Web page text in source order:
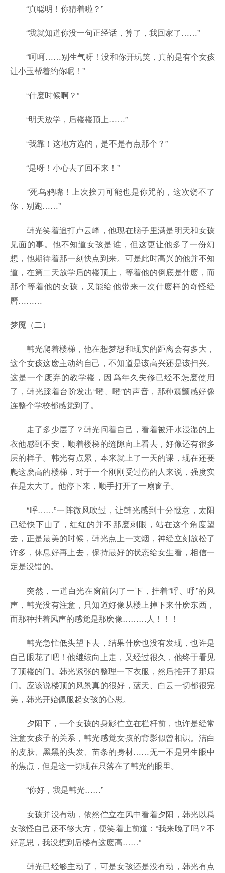
“真聪明！你猜着啦？”
“我就知道你没一句正经话，算了，我回家了……”
“呵呵……别生气呀！没和你开玩笑，真的是有个女孩
让小玉帮着约你呢！”
“什麽时候啊？”
“明天放学，后楼楼顶上……”
“我靠！这地方选的，是不是有点那个？”
“是呀！小心去了回不来！”
“死乌鸦嘴！上次挨刀可能也是你咒的，这次饶不了
你，别跑……”
韩光笑着追打卢云峰，他现在脑子里满是明天和女孩
见面的事。他不知道女孩是谁，但这更让他多了一份幻
想，他期待着那一刻快点到来。可是此时高兴的他并不知
道，在第二天放学后的楼顶上，等着他的倒底是什麽，而
那个等着他的女孩，又能给他带来一次什麽样的奇怪经
曆………
梦魇（二）
韩光爬着楼梯，他在想梦想和现实的距离会有多大，
这个女孩这麽主动约自己，不知道是该高兴还是该扫兴。
这是一个废弃的教学楼，因爲年久失修已经不怎麽使用
了，韩光踩着台阶发出“噔、噔”的声音，那种震颤感好像
连整个学校都感觉到了。
走了多少层了？韩光问着自己，看着被汗水浸湿的上
衣他感到不安，顺着楼梯的缝隙向上看去，好像还有很多
层的样子。韩光有点累，本来就上了一天的课，现在还要
爬这麽高的楼梯，对于一个刚刚受过伤的人来说，强度实
在是太大了。他停下来，顺手打开了一扇窗子。
“呼……”一阵微风吹过，让韩光感到十分惬意，太阳
已经快下山了，红红的并不那麽刺眼，站在这个角度望
去，正是最美的时候，韩光点上一支烟，神经立刻放松了
许多，休息好再上去，保持最好的状态给女生看，相信一
定是没错的。
突然，一道白光在窗前闪了一下，挂着“呼、呼”的风
声，韩光没有注意，只知道好像从楼上掉下来什麽东西，
而那种挂着风声的感觉是那麽像………人！！！
韩光急忙低头望下去，结果什麽也没有发现，也许是
自己眼花了吧！他继续向上走，又经过很久，他终于看见
了顶楼的门。韩光紧张的整理一下衣服，然后推开了那扇
门。应该说楼顶的风景真的很好，蓝天、白云一切都很完
美，韩光开始佩服起女孩的心思。
夕阳下，一个女孩的身影伫立在栏杆前，也许是经常
注意女孩子的关系，韩光感觉女孩的背影似曾相识。洁白
的皮肤、黑黑的头发、苗条的身材……无一不是男生眼中
的焦点，但是这一切现在只落在了韩光的眼里。
“你好，我是韩光……”
女孩并没有动，依然伫立在风中看着夕阳，韩光以爲
女孩怪自己还不够大方，便笑着上前道：“我来晚了吗？不
好意思，我没想到后楼有这麽高……”
韩光已经够主动了，可是女孩还是没有动，韩光有点